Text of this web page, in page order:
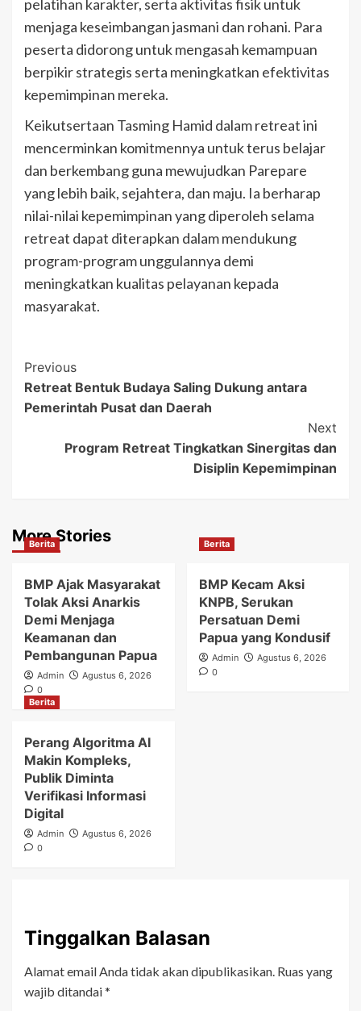
pelatihan karakter, serta aktivitas fisik untuk
menjaga keseimbangan jasmani dan rohani. Para
peserta didorong untuk mengasah kemampuan
berpikir strategis serta meningkatkan efektivitas
kepemimpinan mereka.
Keikutsertaan Tasming Hamid dalam retreat ini
mencerminkan komitmennya untuk terus belajar
dan berkembang guna mewujudkan Parepare
yang lebih baik, sejahtera, dan maju. Ia berharap
nilai-nilai kepemimpinan yang diperoleh selama
retreat dapat diterapkan dalam mendukung
program-program unggulannya demi
meningkatkan kualitas pelayanan kepada
masyarakat.
Post
Navigation
Previous
Retreat Bentuk Budaya Saling Dukung antara
Pemerintah Pusat dan Daerah
Next
Program Retreat Tingkatkan Sinergitas dan
Disiplin Kepemimpinan
More Stories
Berita
BMP Ajak Masyarakat
Tolak Aksi Anarkis
Demi Menjaga
Keamanan dan
Pembangunan Papua
Admin
Agustus 6, 2026
0
Berita
BMP Kecam Aksi
KNPB, Serukan
Persatuan Demi
Papua yang Kondusif
Admin
Agustus 6, 2026
0
Berita
Perang Algoritma AI
Makin Kompleks,
Publik Diminta
Verifikasi Informasi
Digital
Admin
Agustus 6, 2026
0
Tinggalkan Balasan
Alamat email Anda tidak akan dipublikasikan. Ruas yang
wajib ditandai*